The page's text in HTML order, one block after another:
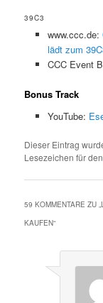
39C3
www.ccc.de:
lädt zum
CCC Event
Bonus Track
YouTube:
Dieser Eintrag
Lesezeichen für den
59 KOMMENTARE ZU „
KAUFEN“